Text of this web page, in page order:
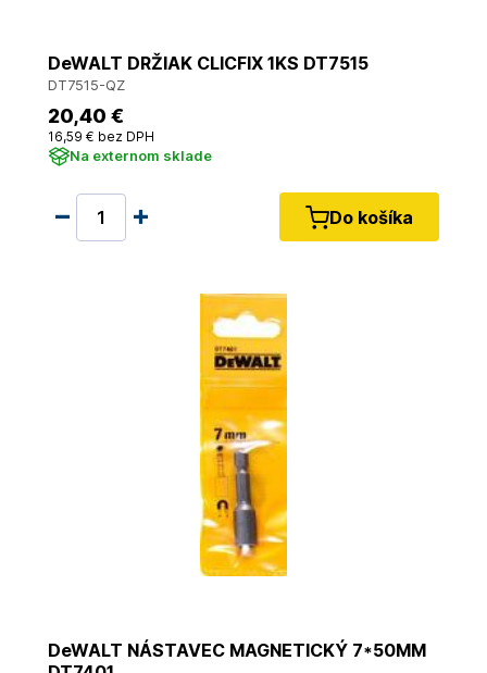
DeWALT DRŽIAK CLICFIX 1KS DT7515
DT7515-QZ
20,40 €
16,59 € bez DPH
Na externom sklade
Do košíka
DeWALT NÁSTAVEC MAGNETICKÝ 7*50MM